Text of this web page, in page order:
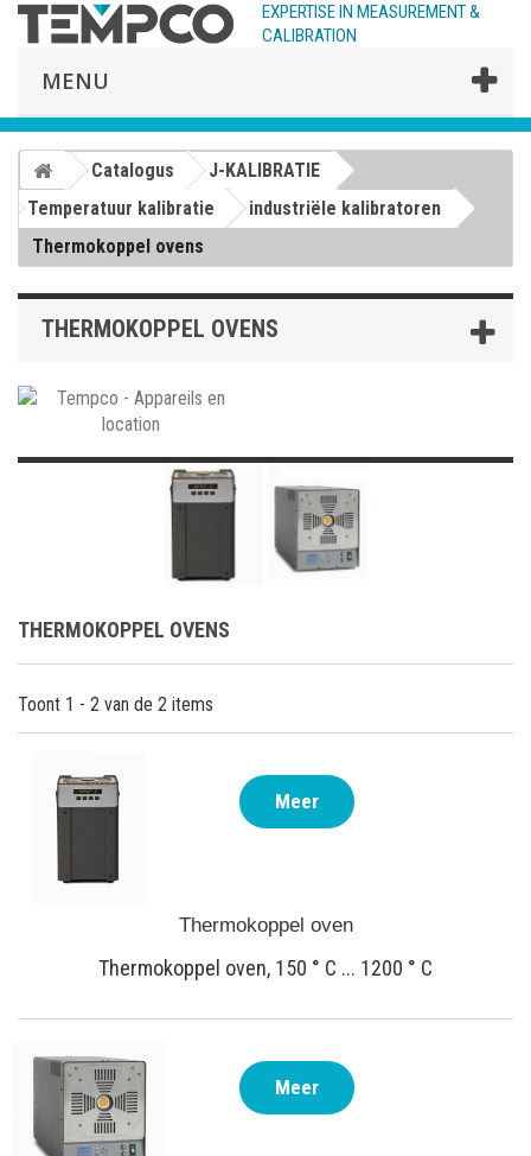
EXPERTISE IN MEASUREMENT &
CALIBRATION
MENU
Catalogus
J-KALIBRATIE
Temperatuur kalibratie
industriële kalibratoren
Thermokoppel ovens
THERMOKOPPEL OVENS
THERMOKOPPEL OVENS
Toont 1 - 2 van de 2 items
Thermokoppel oven
Thermokoppel oven, 150 ° C ... 1200 ° C
Meer
Meer